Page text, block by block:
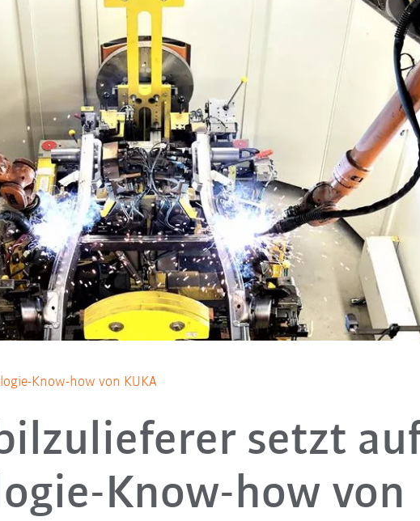
Know-how von KUKA
setzt
Know-how von